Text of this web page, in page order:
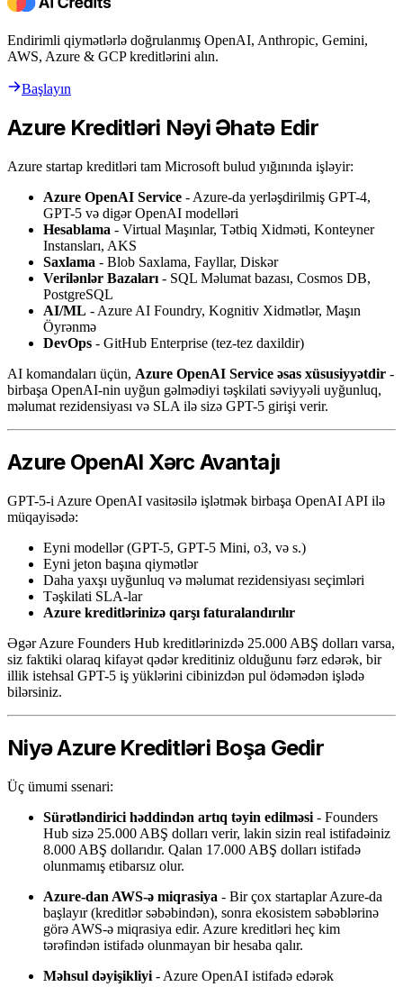
Endirimli qiymətlərlə doğrulanmış OpenAI, Anthropic, Gemini,
AWS, Azure & GCP kreditlərini alın.
Başlayın
Azure Kreditləri Nəyi Əhatə Edir
Azure startap kreditləri tam Microsoft bulud yığınında işləyir:
Azure OpenAI Service - Azure-da yerləşdirilmiş GPT-4,
GPT-5 və digər OpenAI modelləri
Hesablama - Virtual Maşınlar, Tətbiq Xidməti, Konteyner
Instansları, AKS
Saxlama - Blob Saxlama, Fayllar, Diskər
Verilənlər Bazaları - SQL Məlumat bazası, Cosmos DB,
PostgreSQL
AI/ML - Azure AI Foundry, Kognitiv Xidmətlər, Maşın
Öyrənmə
DevOps - GitHub Enterprise (tez-tez daxildir)
AI komandaları üçün, Azure OpenAI Service əsas xüsusiyyətdir -
birbaşa OpenAI-nin uyğun gəlmədiyi təşkilati səviyyəli uyğunluq,
məlumat rezidensiyası və SLA ilə sizə GPT-5 girişi verir.
Azure OpenAI Xərc Avantajı
GPT-5-i Azure OpenAI vasitəsilə işlətmək birbaşa OpenAI API ilə
müqayisədə:
Eyni modellər (GPT-5, GPT-5 Mini, o3, və s.)
Eyni jeton başına qiymətlər
Daha yaxşı uyğunluq və məlumat rezidensiyası seçimləri
Təşkilati SLA-lar
Azure kreditlərinizə qarşı faturalandırılır
Əgər Azure Founders Hub kreditlərinizdə 25.000 ABŞ dolları varsa,
siz faktiki olaraq kifayət qədər kreditiniz olduğunu fərz edərək, bir
illik istehsal GPT-5 iş yüklərini cibinizdən pul ödəmədən işlədə
bilərsiniz.
Niyə Azure Kreditləri Boşa Gedir
Üç ümumi ssenari:
Sürətləndirici həddindən artıq təyin edilməsi - Founders
Hub sizə 25.000 ABŞ dolları verir, lakin sizin real istifadəiniz
8.000 ABŞ dollarıdır. Qalan 17.000 ABŞ dolları istifadə
olunmamış etibarsız olur.
Azure-dan AWS-ə miqrasiya - Bir çox startaplar Azure-da
başlayır (kreditlər səbəbindən), sonra ekosistem səbəblərinə
görə AWS-ə miqrasiya edir. Azure kreditləri heç kim
tərəfindən istifadə olunmayan bir hesaba qalır.
Məhsul dəyişikliyi - Azure OpenAI istifadə edərək